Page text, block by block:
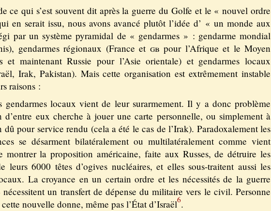
ce qui s’est souvent dit après la guerre du Golfe et le « nouvel ordre
en serait issu, nous avons avancé plutôt l’idée d’ « un monde aux
par un système pyramidal de « gendarmes » : gendarme mondial
gendarmes régionaux (France et gb pour l’Afrique et le Moyen
et maintenant Russie pour l’Asie orientale) et gendarmes locaux
Irak, Pakistan). Mais cette organisation est extrêmement instable
raisons :
gendarmes locaux vient de leur surarmement. Il y a donc problème
d’entre eux cherche à jouer une carte personnelle, ou simplement à
dû pour service rendu (cela a été le cas de l’Irak). Paradoxalement les
se désarment bilatéralement ou multilatéralement comme vient
montrer la proposition américaine, faite aux Russes, de détruire les
leurs 6000 têtes d’ogives nucléaires, et elles sous-traitent aussi les
La croyance en un certain ordre et les nécessités de la guerre
un transfert de dépense du militaire vers le civil. Personne
cette nouvelle donne, même pas l’État d’Israël6.